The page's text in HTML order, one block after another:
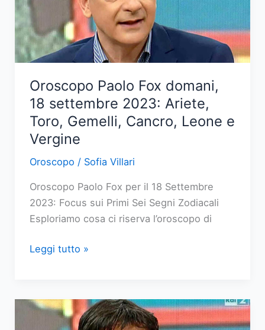
Scorpione,
Sagittario,
Capricorno,
Acquario
Pesci
Oroscopo Paolo Fox domani,
18 settembre 2023: Ariete,
Toro, Gemelli, Cancro, Leone e
Vergine
Oroscopo / Sofia Villari
Oroscopo Paolo Fox per il 18 Settembre
2023: Focus sui Primi Sei Segni Zodiacali
Esploriamo cosa ci riserva l’oroscopo di
Oroscopo
domani,
18
Leggi tutto »